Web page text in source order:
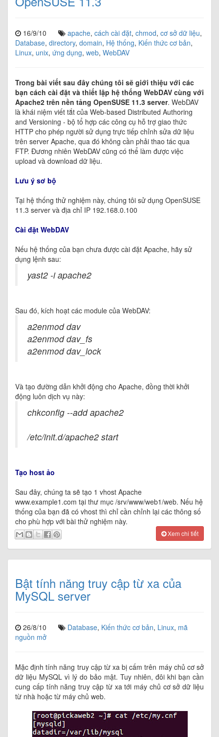
16/9/10 apache, cách cài đặt, chmod, cơ sở dữ liệu,
Database, directory, domain, Hệ thống, Kiến thức cơ bản,
Linux, unix, ứng dụng, web, WebDAV
Trong bài viết sau đây chúng tôi sẽ giới thiệu với các
bạn cách cài đặt và thiết lập hệ thống WebDAV cùng với
Apache2 trên nền tảng OpenSUSE 11.3 server. WebDAV
là khái niệm viết tắt của Web-based Distributed Authoring
and Versioning - bộ tổ hợp các công cụ hỗ trợ giao thức
HTTP cho phép người sử dụng trực tiếp chỉnh sửa dữ liệu
trên server Apache, qua đó không cần phải thao tác qua
FTP. Đương nhiên WebDAV cũng có thể làm được việc
upload và download dữ liệu.
Lưu ý sơ bộ
Tại hệ thống thử nghiệm này, chúng tôi sử dụng OpenSUSE
11.3 server và địa chỉ IP 192.168.0.100
Cài đặt WebDAV
Nếu hệ thống của bạn chưa được cài đặt Apache, hãy sử
dụng lệnh sau:
yast2 -i apache2
Sau đó, kích hoạt các module của WebDAV:
a2enmod dav
a2enmod dav_fs
a2enmod dav_lock
Và tạo đường dẫn khởi động cho Apache, đồng thời khởi
động luôn dịch vụ này:
chkconfig --add apache2
/etc/init.d/apache2 start
Tạo host ảo
Sau đây, chúng ta sẽ tạo 1 vhost Apache
www.example1.com tại thư mục /srv/www/web1/web. Nếu hệ
thống của bạn đã có vhost thì chỉ cần chỉnh lại các thông số
cho phù hợp với bài thử nghiệm này.
Xem chi tiết
Bật tính năng truy cập từ xa của
MySQL server
26/8/10 Database, Kiến thức cơ bản, Linux, mã
nguồn mở
Mặc định tính năng truy cập từ xa bị cấm trên máy chủ cơ sở
dữ liệu MySQL vì lý do bảo mật. Tuy nhiên, đôi khi bạn cần
cung cấp tính năng truy cập từ xa tới máy chủ cơ sở dữ liệu
từ nhà hoặc từ máy chủ web.